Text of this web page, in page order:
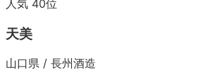
人気 40位
天美
山口県 / 長州酒造